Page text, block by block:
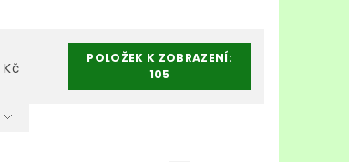
Kč
POLOŽEK K ZOBRAZENÍ:
105